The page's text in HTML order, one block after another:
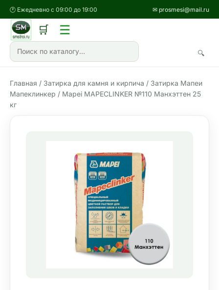
🕐 Ежедневно с 09:00 до 19:00 ✉ prosmesi@mail.ru
🔍
🛒 ☰
Главная / Затирка для камня и кирпича / Затирка Мапеи
Мапеклинкер / Mapei MAPECLINKER №110 Манхэттен 25
кг